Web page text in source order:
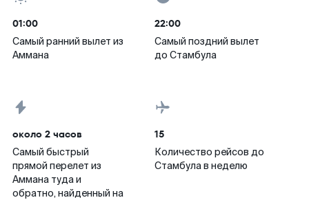
01:00
Самый ранний вылет из
Аммана
22:00
Самый поздний вылет
до Стамбула
около 2 часов
Самый быстрый
прямой перелет из
Аммана туда и
обратно, найденный на
15
Количество рейсов до
Стамбула в неделю